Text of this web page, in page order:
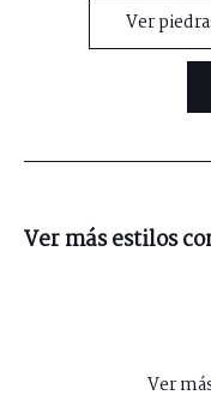
Ver
Ver más estilos
Ver